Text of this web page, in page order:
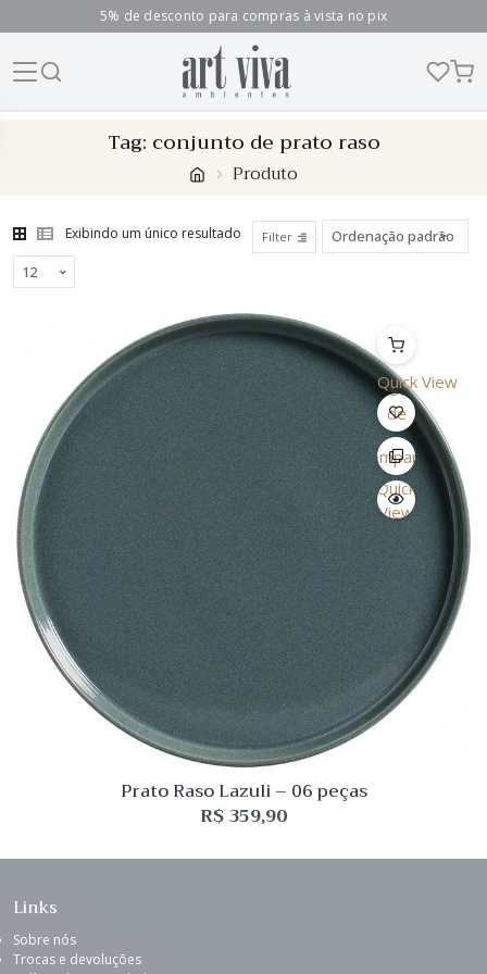
5% de desconto para compras à vista no pix
Tag: conjunto de prato raso
Produto
Exibindo um único resultado Filter
Quick View
Lista
de
Desejo
Comparar
Quick
View
Prato Raso Lazuli – 06 peças
R$359,90
Links
Sobre nós
Trocas e devoluções